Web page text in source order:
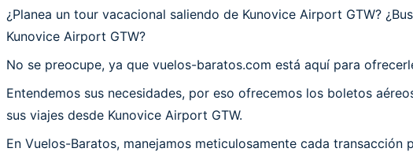
¿Planea un tour vacacional saliendo de Kunovice Airport GTW?
Kunovice Airport GTW?
No se preocupe, ya que vuelos-baratos.com está aquí para
Entendemos sus necesidades, por eso ofrecemos los boletos
sus viajes desde Kunovice Airport GTW.
En Vuelos-Baratos, manejamos meticulosamente cada